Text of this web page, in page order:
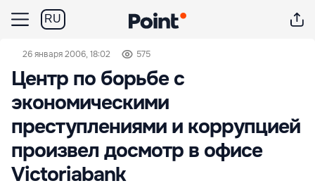
RU
26 января 2006, 18:02 575
Центр по борьбе с
экономическими
преступлениями и коррупцией
произвел досмотр в офисе
Victоriabank